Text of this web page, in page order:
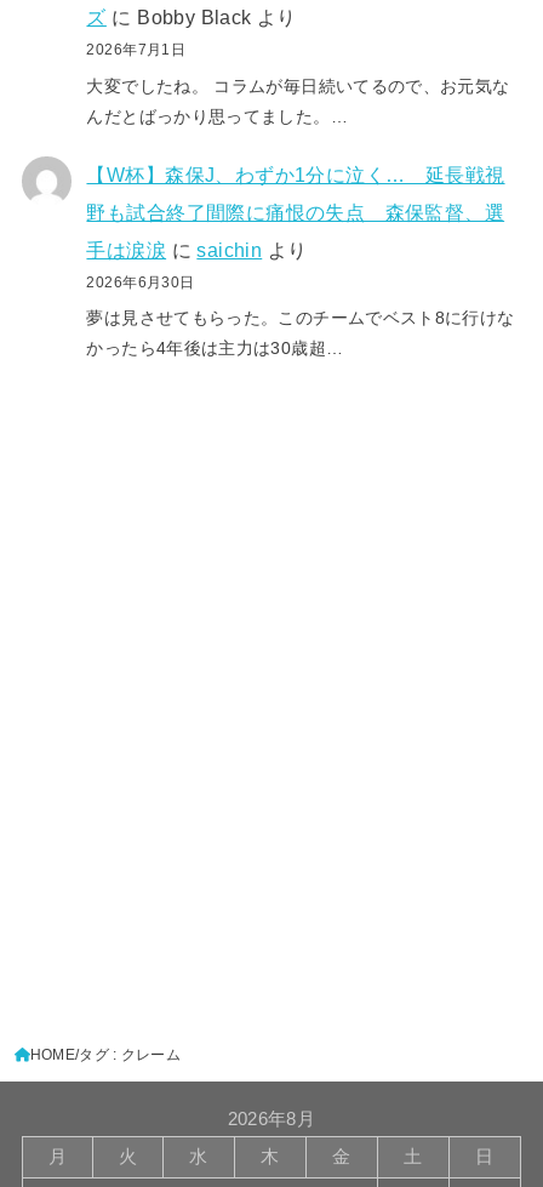
ズ に Bobby Black より
2026年7月1日
大変でしたね。 コラムが毎日続いてるので、お元気な
んだとばっかり思ってました。…
【W杯】森保J、わずか1分に泣く… 延長戦視
野も試合終了間際に痛恨の失点 森保監督、選
手は涙涙 にsaichin より
2026年6月30日
夢は見させてもらった。このチームでベスト8に行けな
かったら4年後は主力は30歳超…
HOME タグ : クレーム
2026年8月
月
火 水 木 金 土 日